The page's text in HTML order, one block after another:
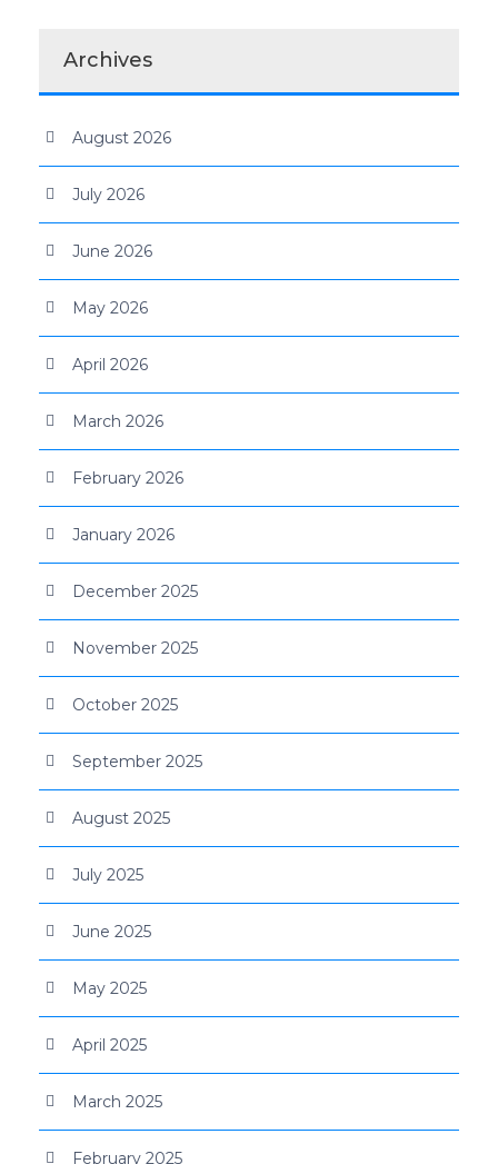
Archives
August 2026
July 2026
June 2026
May 2026
April 2026
March 2026
February 2026
January 2026
December 2025
November 2025
October 2025
September 2025
August 2025
July 2025
June 2025
May 2025
April 2025
March 2025
February 2025